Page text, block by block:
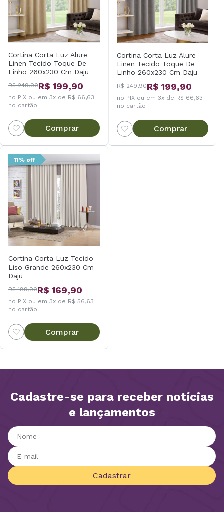
Cortina Corta Luz Alure
Linen Tecido Toque De
Linho 260x230 Cm Daju
R$ 249,90R$ 199,90
no PIX ou em 3x de R$ 66,63
no cartão
Comprar
Cortina Corta Luz Alure
Linen Tecido Toque De
Linho 260x230 Cm Daju
R$ 249,90R$ 199,90
no PIX ou em 3x de R$ 66,63
no cartão
Comprar
11% off
Cortina Corta Luz Tecido
Liso Grande 260x230 Cm
Daju
R$ 189,90R$ 169,90
no PIX ou em 3x de R$ 56,63
no cartão
Comprar
Cadastre-se para receber notícias
e lançamentos
Cadastrar